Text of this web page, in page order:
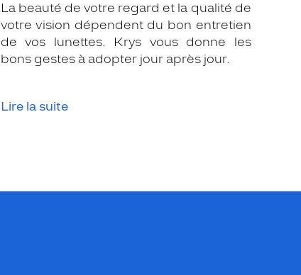
La beauté de votre regard et la qualité de
votre vision dépendent du bon entretien
de vos lunettes. Krys vous donne les
bons gestes à adopter jour après jour.
Lire la suite